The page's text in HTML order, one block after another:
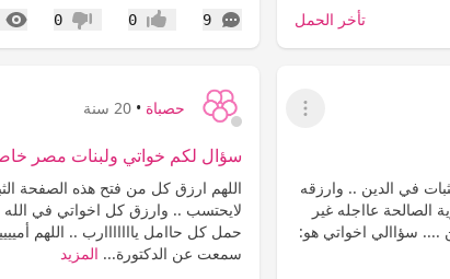
تأخر الحمل 9
التعليقات إعجاب0 عدم إعجاب
0
عرض القائمة
في الدين .. وارزقه
عااجله غير
.... سؤاالي اخواتي هو:
حصباة • 20 سنة
سؤال لكم خواتي ولبنات مصر
اللهم ارزق كل من فتح هذه الصفحة
لايحتسب .. وارزق كل اخواتي في الله
حمل كل حاامل يااااااارب .. اللهم
سمعت عن الدكتورة... المزيد